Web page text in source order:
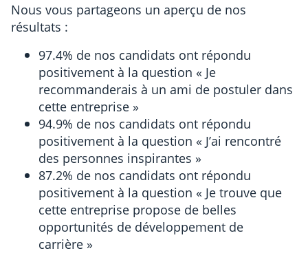
Nous vous partageons un aperçu de nos
résultats :
97.4% de nos candidats ont répondu
positivement à la question « Je
recommanderais à un ami de postuler dans
cette entreprise »
94.9% de nos candidats ont répondu
positivement à la question « J’ai rencontré
des personnes inspirantes »
87.2% de nos candidats ont répondu
positivement à la question « Je trouve que
cette entreprise propose de belles
opportunités de développement de
carrière »